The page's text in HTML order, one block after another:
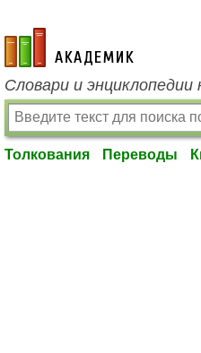
academic.ru
Словари и энциклопедии
Толкования Переводы